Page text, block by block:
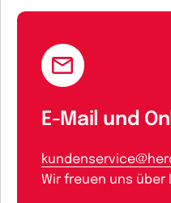
E-Mail und
Wir freuen uns über